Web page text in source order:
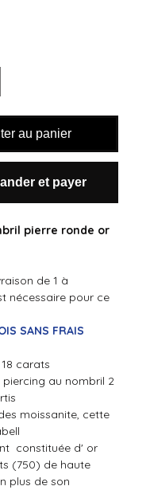
au panier
et payer
pierre ronde or
de 1 à
nécessaire pour ce
SANS FRAIS
carats
piercing au nombril 2
moissanite, cette
constituée d' or
(750) de haute
plus de son